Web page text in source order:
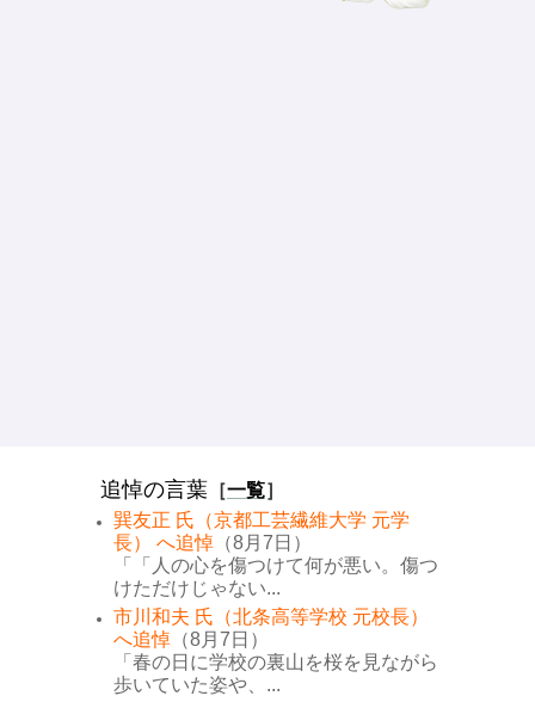
追悼の言葉 ［一覧］
巽友正 氏（京都工芸繊維大学 元学
長） へ追悼 （8月7日）
「「人の心を傷つけて何が悪い。傷つ
けただけじゃない...
市川和夫 氏（北条高等学校 元校長）
へ追悼 （8月7日）
「春の日に学校の裏山を桜を見ながら
歩いていた姿や、...